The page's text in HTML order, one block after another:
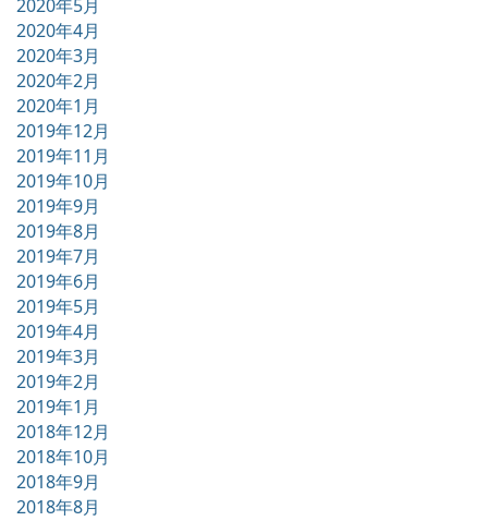
2020年5月
2020年4月
2020年3月
2020年2月
2020年1月
2019年12月
2019年11月
2019年10月
2019年9月
2019年8月
2019年7月
2019年6月
2019年5月
2019年4月
2019年3月
2019年2月
2019年1月
2018年12月
2018年10月
2018年9月
2018年8月